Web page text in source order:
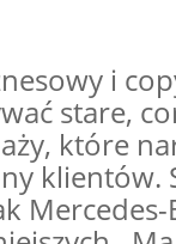
i
stare,
które
klientów.
Mercedes-